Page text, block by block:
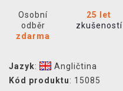
Osobní
odběr
zdarma
25 let
zkušeností
Jazyk:
Angličtina
Kód produktu: 15085